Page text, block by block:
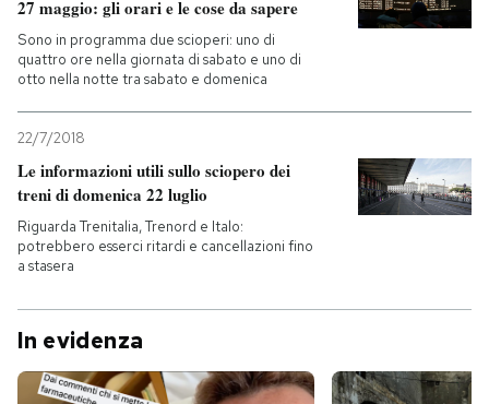
27 maggio: gli orari e le cose da sapere
Sono in programma due scioperi: uno di
quattro ore nella giornata di sabato e uno di
otto nella notte tra sabato e domenica
22/7/2018
Le informazioni utili sullo sciopero dei
treni di domenica 22 luglio
Riguarda Trenitalia, Trenord e Italo:
potrebbero esserci ritardi e cancellazioni fino
a stasera
In evidenza